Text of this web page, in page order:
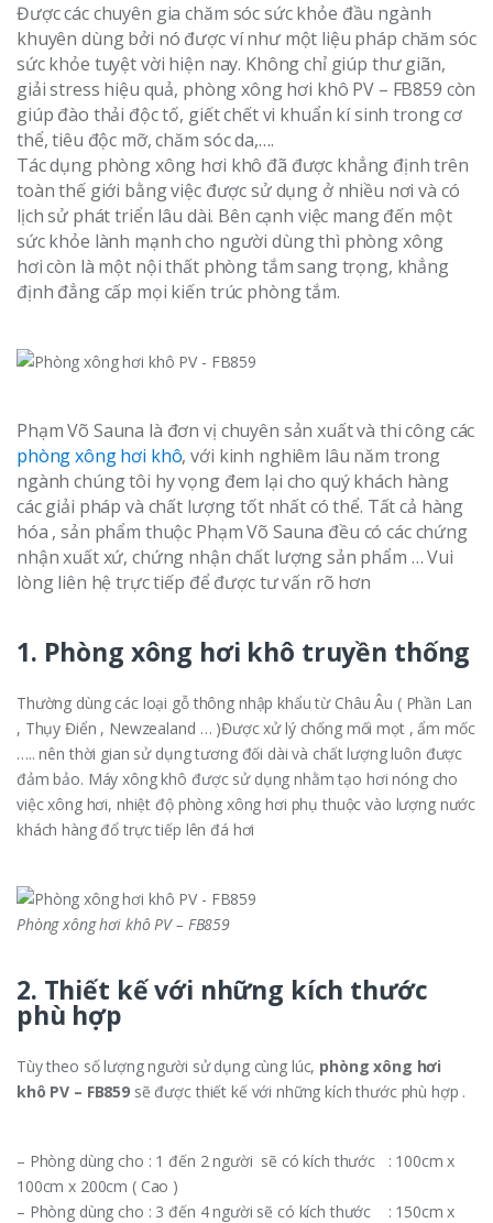
Được các chuyên gia chăm sóc sức khỏe đầu ngành
khuyên dùng bởi nó được ví như một liệu pháp chăm sóc
sức khỏe tuyệt vời hiện nay. Không chỉ giúp thư giãn,
giải stress hiệu quả, phòng xông hơi khô PV – FB859 còn
giúp đào thải độc tố, giết chết vi khuẩn kí sinh trong cơ
thể, tiêu độc mỡ, chăm sóc da,….
Tác dụng phòng xông hơi khô đã được khẳng định trên
toàn thế giới bằng việc được sử dụng ở nhiều nơi và có
lịch sử phát triển lâu dài. Bên cạnh việc mang đến một
sức khỏe lành mạnh cho người dùng thì phòng xông
hơi còn là một nội thất phòng tắm sang trọng, khẳng
định đẳng cấp mọi kiến trúc phòng tắm.
Phạm Võ Sauna là đơn vị chuyên sản xuất và thi công các
phòng xông hơi khô, với kinh nghiêm lâu năm trong
ngành chúng tôi hy vọng đem lại cho quý khách hàng
các giải pháp và chất lượng tốt nhất có thể. Tất cả hàng
hóa , sản phẩm thuộc Phạm Võ Sauna đều có các chứng
nhận xuất xứ, chứng nhận chất lượng sản phẩm … Vui
lòng liên hệ trực tiếp để được tư vấn rõ hơn
1. Phòng xông hơi khô truyền thống
Thường dùng các loại gỗ thông nhập khẩu từ Châu Âu ( Phần Lan
, Thụy Điển , Newzealand … )Được xử lý chống mối mọt , ẩm mốc
….. nên thời gian sử dụng tương đối dài và chất lượng luôn được
đảm bảo. Máy xông khô được sử dụng nhằm tạo hơi nóng cho
việc xông hơi, nhiệt độ phòng xông hơi phụ thuộc vào lượng nước
khách hàng đổ trực tiếp lên đá hơi
Phòng xông hơi khô PV – FB859
2. Thiết kế với những kích thước
phù hợp
Tùy theo số lượng người sử dụng cùng lúc, phòng xông hơi
khô PV – FB859 sẽ được thiết kế với những kích thước phù hợp .
– Phòng dùng cho : 1 đến 2 người sẽ có kích thước : 100cm x
100cm x 200cm ( Cao )
– Phòng dùng cho : 3 đến 4 người sẽ có kích thước : 150cm x